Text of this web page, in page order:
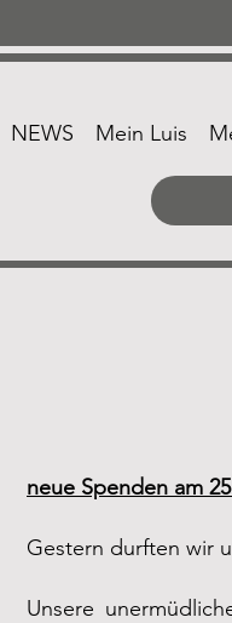
NEWS Mein Luis
neue Spenden am
Gestern durften wir
Unsere